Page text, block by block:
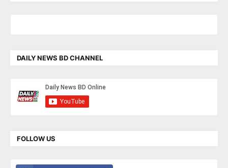
DAILY NEWS BD CHANNEL
FOLLOW US